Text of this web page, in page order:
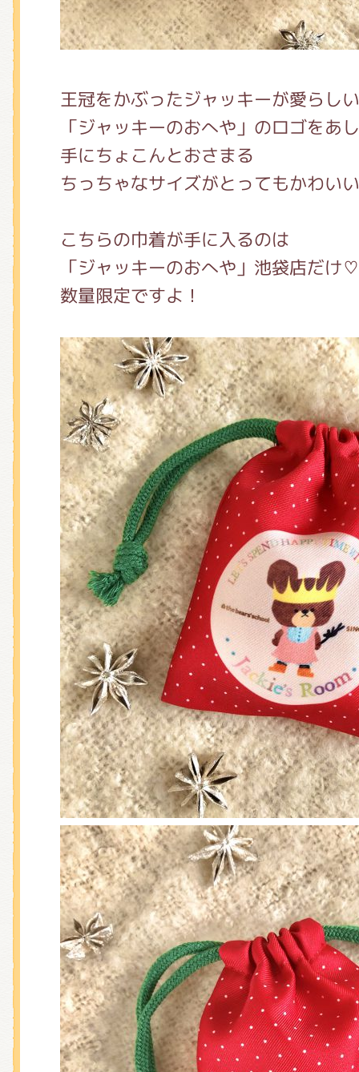
王冠をかぶったジャッキーが愛らしい
「ジャッキーのおへや」のロゴをあ
手にちょこんとおさまる
ちっちゃなサイズがとってもかわい
こちらの巾着が手に入るのは
「ジャッキーのおへや」池袋店だけ♡
数量限定ですよ！